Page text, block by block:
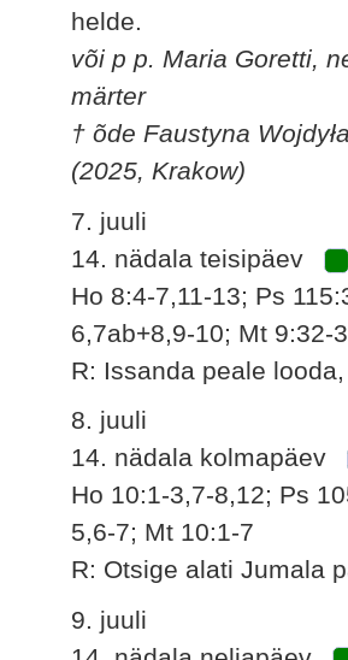
helde.
või p p. Maria Goretti,
märter
† õde Faustyna
(2025, Krakow)
7. juuli
14. nädala teisipäev
Ho 8:4-7,11-13; Ps
6,7ab+8,9-10; Mt 9:32-
R: Issanda peale
8. juuli
14. nädala kolmapäev
Ho 10:1-3,7-8,12; Ps
5,6-7; Mt 10:1-7
R: Otsige alati Jumala
9. juuli